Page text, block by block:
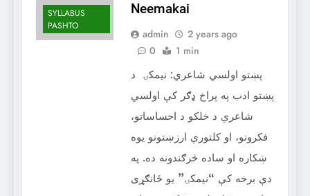
SYLLABUS
PASHTO
Neemakai
admin
2 years ago
0
1 min
پښتو اولسي شاعري: نيمکۍ د
پښتو ادب په پراخ ډګر کې اولسي
شاعري د خلکو د احساساتو،
فکرونو، او کلتوري ارزښتونو يوه
ښکاره او ساده څرګندونه ده. په
دې برخه کې “نيمکۍ” يو ځانګړی